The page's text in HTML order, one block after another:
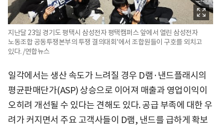
지난달 23일 경기도 평택시 삼성전자 평택캠퍼스 앞에서 열린 삼성전자
노동조합 공동투쟁본부의 투쟁 결의대회'에서 조합원들이 구호를 외치고
있다. /연합뉴스
일각에서는 생산 속도가 느려질 경우 D램·낸드플래시의
평균판매단가(ASP) 상승으로 이어져 매출과 영업이익이
오히려 개선될 수 있다는 견해도 있다. 공급 부족에 대한 우
려가 커지면서 주요 고객사들이 D램, 낸드를 급하게 확보